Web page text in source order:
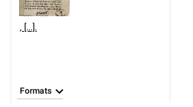
, [...].
Formats